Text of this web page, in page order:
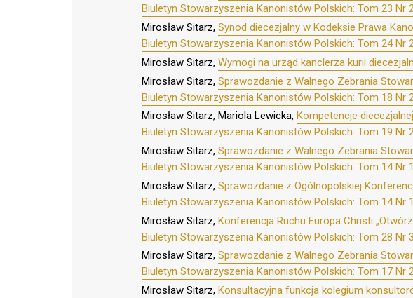
Biuletyn Stowarzyszenia Kanonistów Polskich: Tom 23 Nr
Mirosław Sitarz, Synod diecezjalny w Kodeksie Prawa
Biuletyn Stowarzyszenia Kanonistów Polskich: Tom 24 Nr
Mirosław Sitarz, Wymogi na urząd kanclerza kurii
Mirosław Sitarz, Sprawozdanie z Walnego Zebrania
Biuletyn Stowarzyszenia Kanonistów Polskich: Tom 18 Nr
Mirosław Sitarz, Mariola Lewicka, Kompetencje
Biuletyn Stowarzyszenia Kanonistów Polskich: Tom 19 Nr
Mirosław Sitarz, Sprawozdanie z Walnego Zebrania
Biuletyn Stowarzyszenia Kanonistów Polskich: Tom 14 Nr
Mirosław Sitarz, Sprawozdanie z Ogólnopolskiej
Biuletyn Stowarzyszenia Kanonistów Polskich: Tom 14 Nr
Mirosław Sitarz, Konferencja Ruchu Europa Christi
Biuletyn Stowarzyszenia Kanonistów Polskich: Tom 28 Nr
Mirosław Sitarz, Sprawozdanie z Walnego Zebrania
Biuletyn Stowarzyszenia Kanonistów Polskich: Tom 17 Nr
Mirosław Sitarz, Konsultacyjna funkcja kolegium